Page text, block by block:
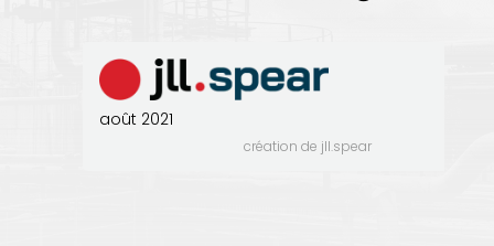
août 2021
création de jll.spear